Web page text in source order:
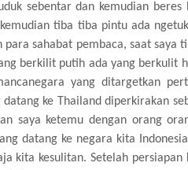
sebentar dan kemudian beres
tiba tiba pintu ada
sahabat pembaca, saat saya
berkilit putih ada yang berkulit
yang ditargetkan
ke Thailand diperkirakan
saya ketemu dengan orang
datang ke negara kita
kita kesulitan. Setelah persiapan